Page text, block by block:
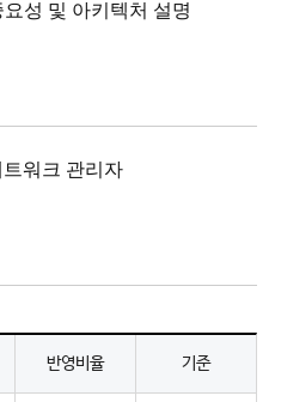
성 및 아키텍처 설명
워크 관리자
반영비율 기준